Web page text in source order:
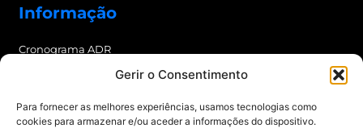
Gerir o Consentimento
Para fornecer as melhores experiências, usamos tecnologias como
cookies para armazenar e/ou aceder a informações do dispositivo.
Informação
Cronograma ADR
Newsletter